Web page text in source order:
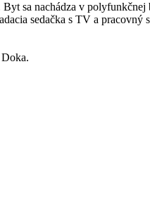
sa nachádza v
sedačka s TV a pracovný